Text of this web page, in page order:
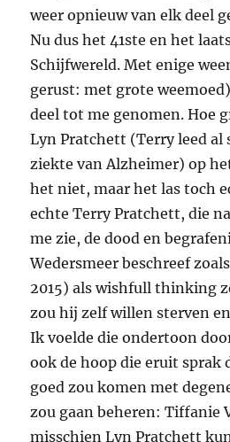
weer opnieuw van elk deel
Nu dus het 41ste en het
Schijfwereld. Met enige
gerust: met grote
deel tot me genomen. Hoe
Lyn Pratchett (Terry leed al
ziekte van Alzheimer) op
het niet, maar het las toch
echte Terry Pratchett, die
me zie, de dood en
Wedersmeer beschreef
2015) als wishfull thinking
zou hij zelf willen sterven
Ik voelde die ondertoon
ook de hoop die eruit sprak
goed zou komen met
zou gaan beheren: Tiffanie
misschien Lyn Pratchett